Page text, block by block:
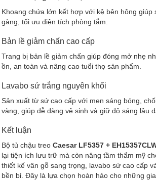
Khoang chứa lớn kết hợp với kệ bên hông giúp
gàng, tối ưu diện tích phòng tắm.
Bản lề giảm chấn cao cấp
Trang bị bản lề giảm chấn giúp đóng mở nhẹ
ồn, an toàn và nâng cao tuổi thọ sản phẩm.
Lavabo sứ trắng nguyên khối
Sản xuất từ sứ cao cấp với men sáng bóng,
vàng, giúp dễ dàng vệ sinh và giữ độ sáng lâu
Kết luận
Bộ tủ chậu treo Caesar LF5357 +
lại tiện ích lưu trữ mà còn nâng tầm thẩm mỹ
thiết kế vân gỗ sang trọng, lavabo sứ cao cấp
bền bỉ. Đây là lựa chọn hoàn hảo cho những